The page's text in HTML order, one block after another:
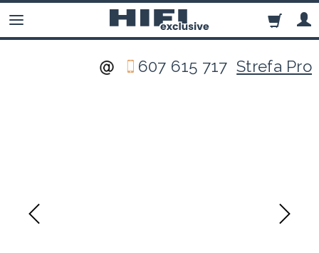
607 615 717Strefa Pro